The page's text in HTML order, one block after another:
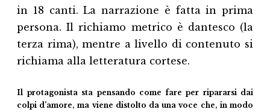
in 18 canti. La narrazione è fatta in prima
persona. Il richiamo metrico è dantesco (la
terza rima), mentre a livello di contenuto si
richiama alla letteratura cortese.
Il protagonista sta pensando come fare per ripararsi dai
colpi d’amore, ma viene distolto da una voce che, in modo